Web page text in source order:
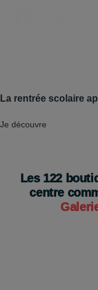
La rentrée scolaire
Je découvre
Les 122
centre